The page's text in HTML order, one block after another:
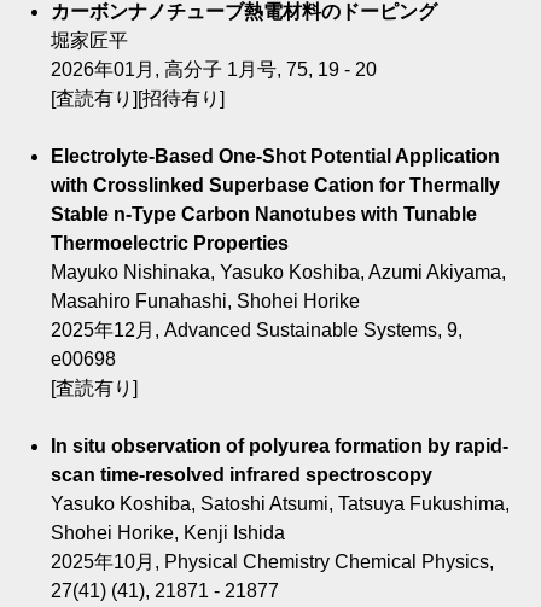
カーボンナノチューブ熱電材料のドーピング
堀家匠平
2026年01月, 高分子 1月号, 75, 19 - 20
[査読有り][招待有り]
Electrolyte-Based One-Shot Potential Application
with Crosslinked Superbase Cation for Thermally
Stable n-Type Carbon Nanotubes with Tunable
Thermoelectric Properties
Mayuko Nishinaka, Yasuko Koshiba, Azumi Akiyama,
Masahiro Funahashi, Shohei Horike
2025年12月, Advanced Sustainable Systems, 9,
e00698
[査読有り]
In situ observation of polyurea formation by rapid-
scan time-resolved infrared spectroscopy
Yasuko Koshiba, Satoshi Atsumi, Tatsuya Fukushima,
Shohei Horike, Kenji Ishida
2025年10月, Physical Chemistry Chemical Physics,
27(41) (41), 21871 - 21877